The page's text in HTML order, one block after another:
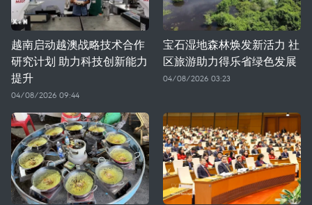
越南启动越澳战略技术合作
研究计划 助力科技创新能力
提升
04/08/2026 09:44
宝石湿地森林焕发新活力 社
区旅游助力得乐省绿色发展
04/08/2026 03:23